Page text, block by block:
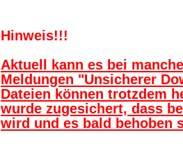
Hinweis!!!
Aktuell kann es bei
Meldungen "Unsicherer
Dateien können trotzdem
wurde zugesichert, dass
wird und es bald behoben